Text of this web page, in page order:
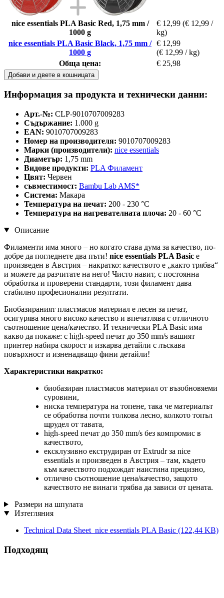
nice essentials PLA Basic Red, 1,75 mm /
1000 g
€ 12,99 (€ 12,99 /
kg)
nice essentials PLA Basic Black, 1,75 mm /
1000 g
€ 12,99
(€ 12,99 / kg)
Обща цена:
€ 25,98
Добави и двете в кошницата
Информация за продукта и технически данни:
Арт.-№: CLP-9010707009283
Съдържание: 1.000 g
EAN: 9010707009283
Номер на производителя: 9010707009283
Марки (производители): nice essentials
Диаметър: 1,75 mm
Видове продукти: PLA Филамент
Цвят: Червен
съвместимост: Bambu Lab AMS*
Система: Макара
Температура на печат: 200 - 230 °C
Температура на нагревателната плоча: 20 - 60 °C
Описание
Филаменти има много – но когато става дума за качество, по-
добре да погледнете два пъти! nice essentials PLA Basic е
произведен в Австрия – накратко: качеството е „както трябва“
и можете да разчитате на него! Чисто навит, с постоянна
обработка и проверени стандарти, този филамент дава
стабилно професионални резултати.
Биобазираният пластмасов материал е лесен за печат,
осигурява много високо качество и впечатлява с отличното
съотношение цена/качество. И технически PLA Basic има
какво да покаже: с high-speed печат до 350 mm/s вашият
принтер набира скорост и изкарва детайли с лъскава
повърхност и изненадващо фини детайли!
Характеристики накратко:
биобазиран пластмасов материал от възобновяеми
суровини,
ниска температура на топене, така че материалът
се обработва почти толкова лесно, колкото топъл
щрудел от тавата,
high-speed печат до 350 mm/s без компромис в
качеството,
ексклузивно екструдиран от Extrudr за nice
essentials и произведен в Австрия – там, където
към качеството подхождат наистина прецизно,
отлично съотношение цена/качество, защото
качеството не винаги трябва да зависи от цената.
Размери на шпулата
Изтегляния
Technical Data Sheet_nice essentials PLA Basic (122,44 KB)
Подходящ